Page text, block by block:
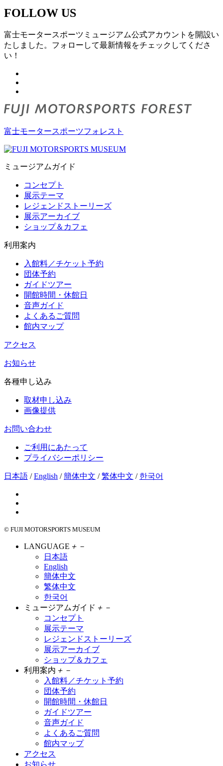
FOLLOW US
富士モータースポーツミュージアム公式アカウントを開設い
たしました。フォローして最新情報をチェックしてくださ
い！
富士モータースポーツフォレスト
ミュージアムガイド
コンセプト
展示テーマ
レジェンドストーリーズ
展示アーカイブ
ショップ＆カフェ
利用案内
入館料／チケット予約
団体予約
ガイドツアー
開館時間・休館日
音声ガイド
よくあるご質問
館内マップ
アクセス
お知らせ
各種申し込み
取材申し込み
画像提供
お問い合わせ
ご利用にあたって
プライバシーポリシー
日本語 /English /簡体中文 /繁体中文 / 한국어
© FUJI MOTORSPORTS MUSEUM
LANGUAGE ＋ －
日本語
English
簡体中文
繁体中文
한국어
ミュージアムガイド ＋ －
コンセプト
展示テーマ
レジェンドストーリーズ
展示アーカイブ
ショップ＆カフェ
利用案内 ＋ －
入館料／チケット予約
団体予約
開館時間・休館日
ガイドツアー
音声ガイド
よくあるご質問
館内マップ
アクセス